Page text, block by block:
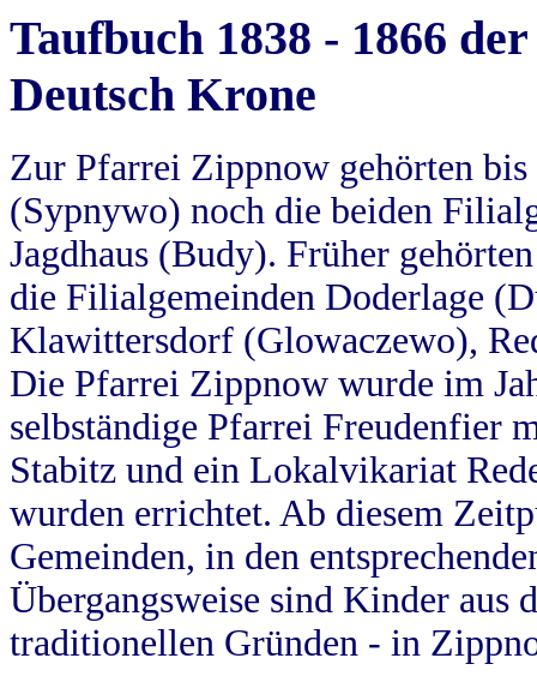
Taufbuch 1838 - 1866
Deutsch Krone
Zur Pfarrei Zippnow gehörten
(Sypnywo) noch die beiden
Jagdhaus (Budy). Früher
die Filialgemeinden Doderlage
Klawittersdorf (Glowaczewo),
Die Pfarrei Zippnow wurde im
selbständige Pfarrei Freudenfier
Stabitz und ein Lokalvikariat
wurden errichtet. Ab diesem
Gemeinden, in den
Übergangsweise sind Kinder aus
traditionellen Gründen - in